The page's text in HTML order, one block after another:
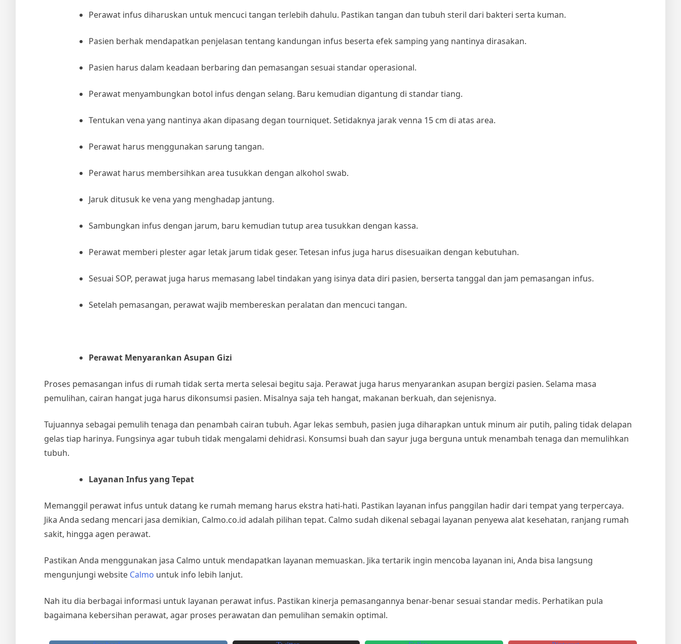
Perawat infus diharuskan untuk mencuci tangan terlebih dahulu. Pastikan tangan dan tubuh steril dari bakteri serta kuman.
Pasien berhak mendapatkan penjelasan tentang kandungan infus beserta efek samping yang nantinya dirasakan.
Pasien harus dalam keadaan berbaring dan pemasangan sesuai standar operasional.
Perawat menyambungkan botol infus dengan selang. Baru kemudian digantung di standar tiang.
Tentukan vena yang nantinya akan dipasang degan tourniquet. Setidaknya jarak venna 15 cm di atas area.
Perawat harus menggunakan sarung tangan.
Perawat harus membersihkan area tusukkan dengan alkohol swab.
Jaruk ditusuk ke vena yang menghadap jantung.
Sambungkan infus dengan jarum, baru kemudian tutup area tusukkan dengan kassa.
Perawat memberi plester agar letak jarum tidak geser. Tetesan infus juga harus disesuaikan dengan kebutuhan.
Sesuai SOP, perawat juga harus memasang label tindakan yang isinya data diri pasien, berserta tanggal dan jam pemasangan infus.
Setelah pemasangan, perawat wajib membereskan peralatan dan mencuci tangan.
Perawat Menyarankan Asupan Gizi
Proses pemasangan infus di rumah tidak serta merta selesai begitu saja. Perawat juga harus menyarankan asupan bergizi pasien. Selama masa
pemulihan, cairan hangat juga harus dikonsumsi pasien. Misalnya saja teh hangat, makanan berkuah, dan sejenisnya.
Tujuannya sebagai pemulih tenaga dan penambah cairan tubuh. Agar lekas sembuh, pasien juga diharapkan untuk minum air putih, paling tidak delapan
gelas tiap harinya. Fungsinya agar tubuh tidak mengalami dehidrasi. Konsumsi buah dan sayur juga berguna untuk menambah tenaga dan memulihkan
tubuh.
Layanan Infus yang Tepat
Memanggil perawat infus untuk datang ke rumah memang harus ekstra hati-hati. Pastikan layanan infus panggilan hadir dari tempat yang terpercaya.
Jika Anda sedang mencari jasa demikian, Calmo.co.id adalah pilihan tepat. Calmo sudah dikenal sebagai layanan penyewa alat kesehatan, ranjang rumah
sakit, hingga agen perawat.
Pastikan Anda menggunakan jasa Calmo untuk mendapatkan layanan memuaskan. Jika tertarik ingin mencoba layanan ini, Anda bisa langsung
mengunjungi website Calmo untuk info lebih lanjut.
Nah itu dia berbagai informasi untuk layanan perawat infus. Pastikan kinerja pemasangannya benar-benar sesuai standar medis. Perhatikan pula
bagaimana kebersihan perawat, agar proses perawatan dan pemulihan semakin optimal.